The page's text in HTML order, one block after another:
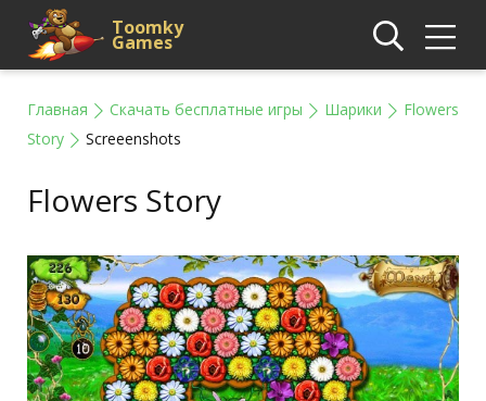
Toomky
Games
Главная Скачать бесплатные игры Шарики
Flowers
Story
Screeenshots
Flowers Story